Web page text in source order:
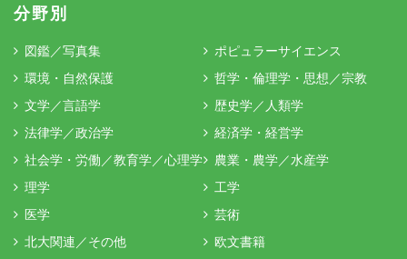
分野別
図鑑／写真集
ポピュラーサイエンス
環境・自然保護
哲学・倫理学・思想／宗教
文学／言語学
歴史学／人類学
法律学／政治学
経済学・経営学
社会学・労働／教育学／心理学
農業・農学／水産学
理学
工学
医学
芸術
北大関連／その他
欧文書籍